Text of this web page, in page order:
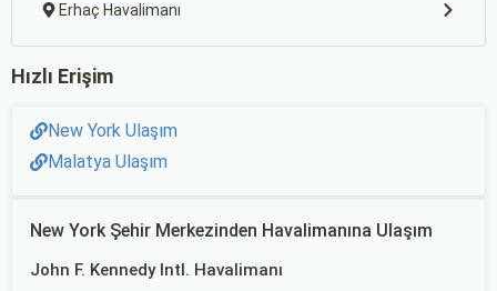
Erhaç Havalimanı
Hızlı Erişim
New York Ulaşım
Malatya Ulaşım
New York Şehir Merkezinden Havalimanına Ulaşım
John F. Kennedy Intl. Havalimanı